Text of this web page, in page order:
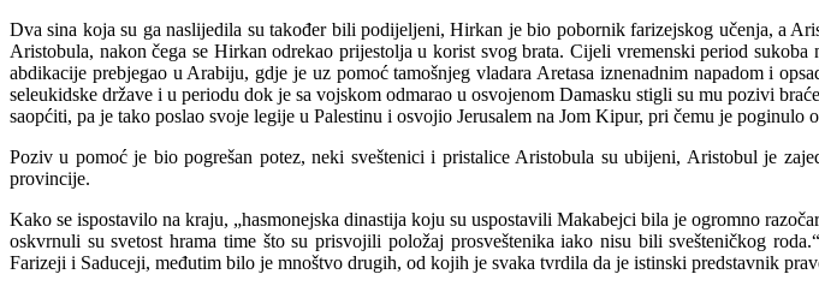
Dva sina koja su ga naslijedila su također bili podijeljeni, Hirkan je bio pobornik farizejskog učenja, a
Aristobula, nakon čega se Hirkan odrekao prijestolja u korist svog brata. Cijeli vremenski period
abdikacije prebjegao u Arabiju, gdje je uz pomoć tamošnjeg vladara Aretasa iznenadnim napadom i
seleukidske države i u periodu dok je sa vojskom odmarao u osvojenom Damasku stigli su mu pozivi
saopćiti, pa je tako poslao svoje legije u Palestinu i osvojio Jerusalem na Jom Kipur, pri čemu je poginulo
Poziv u pomoć je bio pogrešan potez, neki sveštenici i pristalice Aristobula su ubijeni, Aristobul je
provincije.
Kako se ispostavilo na kraju, „hasmonejska dinastija koju su uspostavili Makabejci bila je ogromno
oskvrnuli su svetost hrama time što su prisvojili položaj prosveštenika iako nisu bili svešteničkog
Farizeji i Saduceji, međutim bilo je mnoštvo drugih, od kojih je svaka tvrdila da je istinski predstavnik